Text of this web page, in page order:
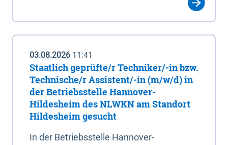
03.08.2026 11:41
Staatlich geprüfte/r Techniker/-in bzw.
Technische/r Assistent/-in (m/w/d) in
der Betriebsstelle Hannover-
Hildesheim des NLWKN am Standort
Hildesheim gesucht
In der Betriebsstelle Hannover-